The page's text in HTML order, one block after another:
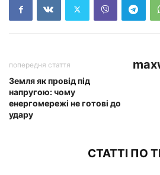
попередня стаття
Земля як провід під
напругою: чому
енергомережі не готові до
удару
СТАТТІ ПО